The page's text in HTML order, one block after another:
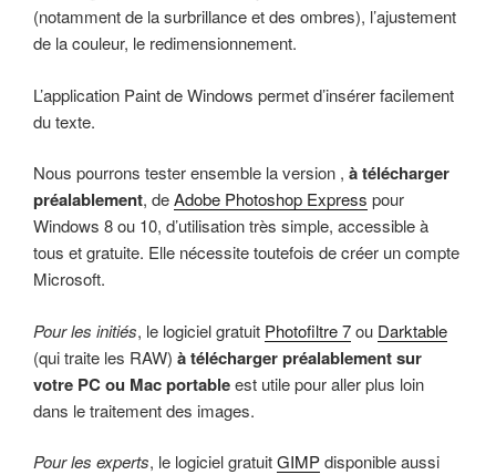
(notamment de la surbrillance et des ombres), l’ajustement
de la couleur, le redimensionnement.
L’application Paint de Windows permet d’insérer facilement
du texte.
Nous pourrons tester ensemble la version , à télécharger
préalablement, deAdobe Photoshop Express pour
Windows 8 ou 10, d’utilisation très simple, accessible à
tous et gratuite. Elle nécessite toutefois de créer un compte
Microsoft.
Pour les initiés, le logiciel gratuit Photofiltre 7ou Darktable
(qui traite les RAW) à télécharger préalablement sur
votre PC ou Mac portableest utile pour aller plus loin
dans le traitement des images.
Pour les experts, le logiciel gratuitGIMPdisponible aussi